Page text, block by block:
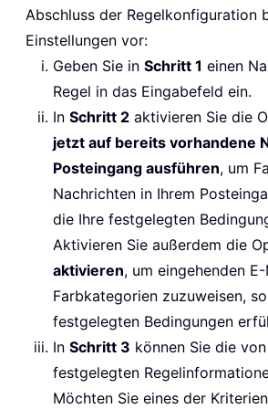
Abschluss der Regelkonfiguration
Einstellungen vor:
Geben Sie in Schritt 1 einen
Regel in das Eingabefeld ein.
In Schritt 2 aktivieren Sie die
jetzt auf bereits vorhandene
Posteingang ausführen, um
Nachrichten in Ihrem
die Ihre festgelegten
Aktivieren Sie außerdem die
aktivieren, um eingehenden
Farbkategorien zuzuweisen,
festgelegten Bedingungen
In Schritt 3 können Sie die
festgelegten
Möchten Sie eines der